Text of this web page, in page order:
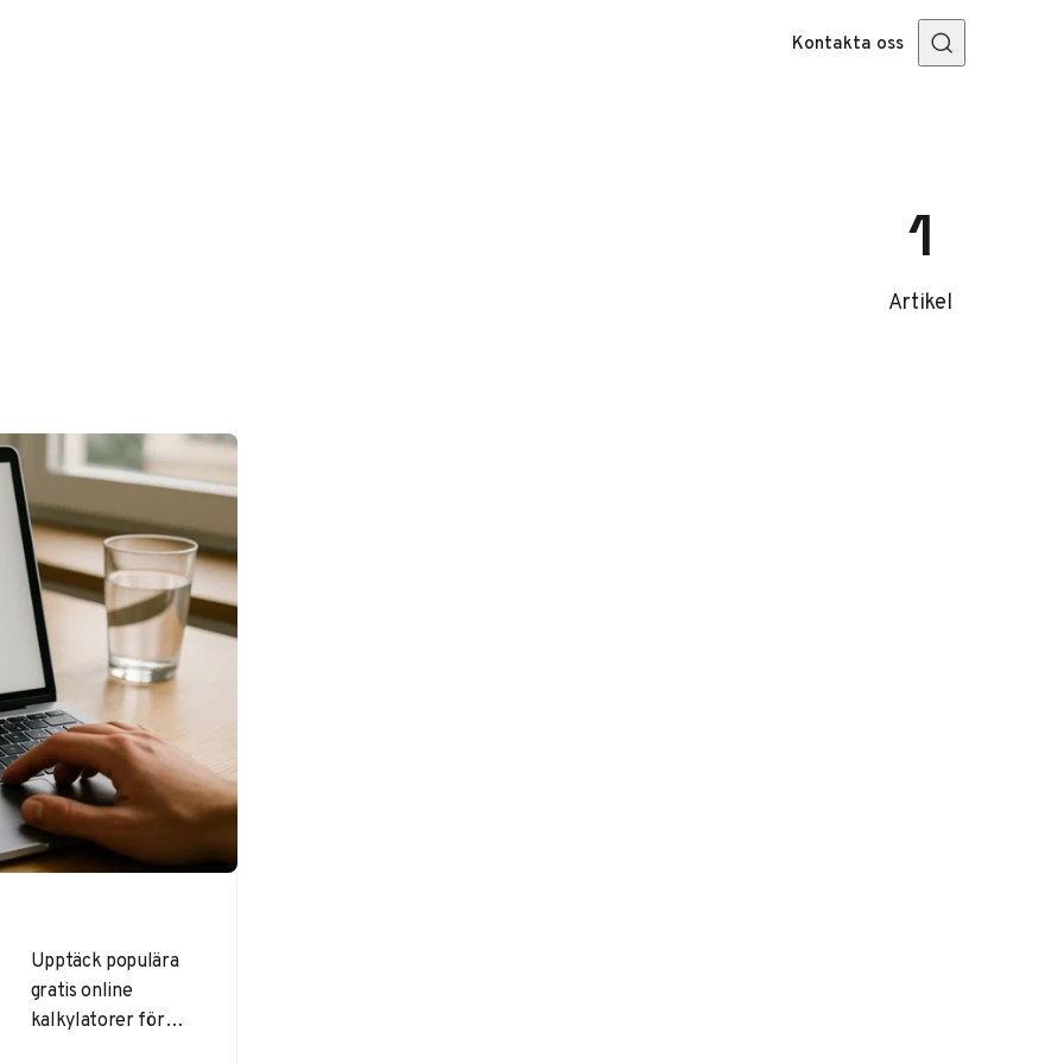
Kontakta oss
1
Artikel
Upptäck populära
gratis online
kalkylatorer för